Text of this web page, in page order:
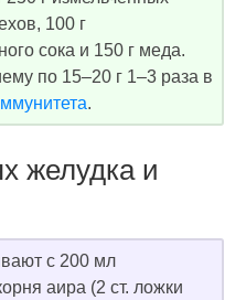
100 г
сока и 150 г меда.
по 15–20 г 1–3 раза в
.
желудка и
с 200 мл
аира (2 ст. ложки